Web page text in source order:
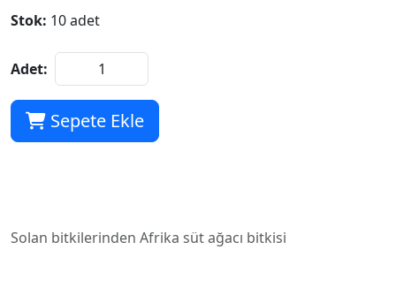
Stok: 10 adet
Adet:
Sepete Ekle
Solan bitkilerinden Afrika süt ağacı bitkisi